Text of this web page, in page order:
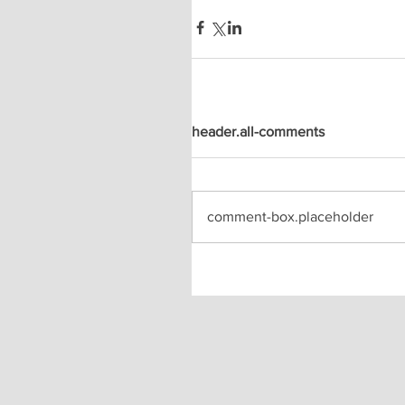
header.all-comments
comment-box.placeholder